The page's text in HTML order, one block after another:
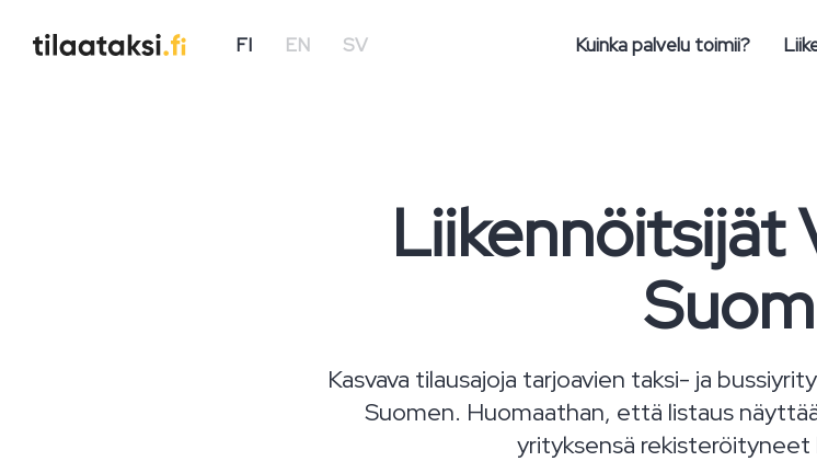
FI EN SV Kuinka palvelu toimii?
Liikennöitsijät
Kasvava tilausajoja tarjoavien taksi- ja
Suomen. Huomaathan, että listaus
yrityksensä rekisteröityneet